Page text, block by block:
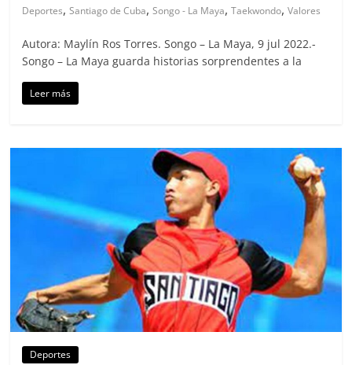
Deportes,Santiago de Cuba,Songo - La Maya,Taekwondo,Valores
Autora: Maylín Ros Torres. Songo – La Maya, 9 jul 2022.-
Songo – La Maya guarda historias sorprendentes a la
Leer más
Deportes